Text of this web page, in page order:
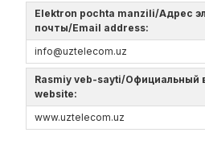
Elektron pochta manzili/Адрес
почты/Email address:
info@uztelecom.uz
Rasmiy veb-sayti/Официальный
website:
www.uztelecom.uz